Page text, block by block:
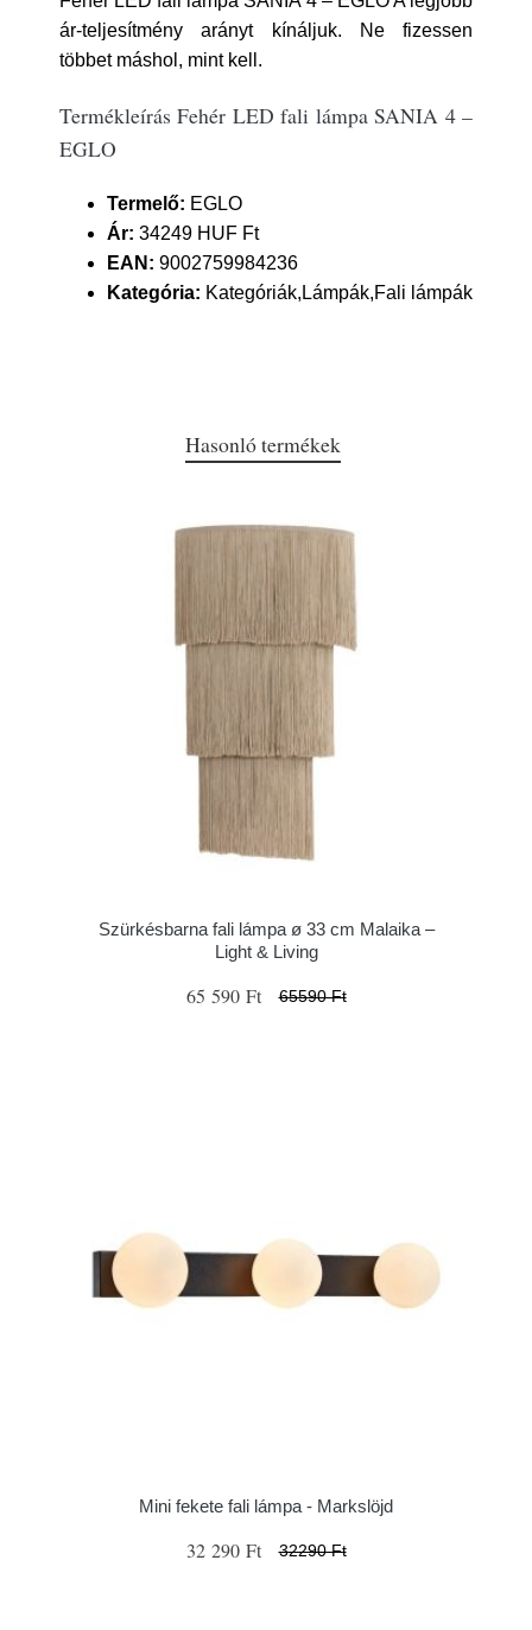
ár-teljesítmény arányt kínáljuk. Ne fizessen
többet máshol, mint kell.
Termékleírás Fehér LED fali lámpa SANIA 4 –
EGLO
Termelő: EGLO
Ár: 34249 HUF Ft
EAN: 9002759984236
Kategória: Kategóriák,Lámpák,Fali lámpák
Hasonló termékek
Szürkésbarna fali lámpa ø 33 cm Malaika –
Light & Living
65 590 Ft 65590 Ft
Mini fekete fali lámpa - Markslöjd
32 290 Ft 32290 Ft